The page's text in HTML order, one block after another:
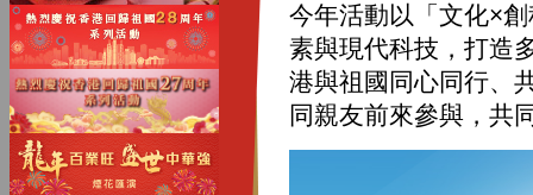
今年活動以「文化×
素與現代科技，打造
港與祖國同心同行、
同親友前來參與，共